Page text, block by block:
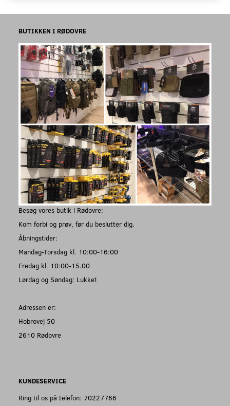
BUTIKKEN I RØDOVRE
Besøg vores butik i Rødovre:
Kom forbi og prøv, før du beslutter dig.
Åbningstider:
Mandag-Torsdag kl. 10:00-16:00
Fredag kl. 10:00-15.00
Lørdag og Søndag: Lukket
Adressen er:
Hobrovej 50
2610 Rødovre
KUNDESERVICE
Ring til os på telefon: 70227766